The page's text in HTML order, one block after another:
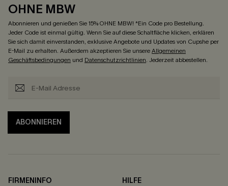
OHNE MBW
Abonnieren und genießen Sie 15% OHNE MBW! *Ein Code pro Bestellung.
Jeder Code ist einmal gültig. Wenn Sie auf diese Schaltfläche klicken, erklären
Sie sich damit einverstanden, exklusive Angebote und Updates von Cupshe per
E-Mail zu erhalten. Außerdem akzeptieren Sie unsereAllgemeinen
Geschäftsbedingungen und Datenschutzrichtlinien. Jederzeit abbestellen.
ABONNIEREN
FIRMENINFO
HILFE